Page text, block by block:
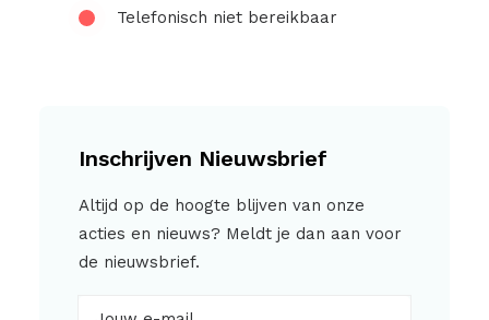
Telefonisch niet bereikbaar
Inschrijven Nieuwsbrief
Altijd op de hoogte blijven van onze
acties en nieuws? Meldt je dan aan voor
de nieuwsbrief.